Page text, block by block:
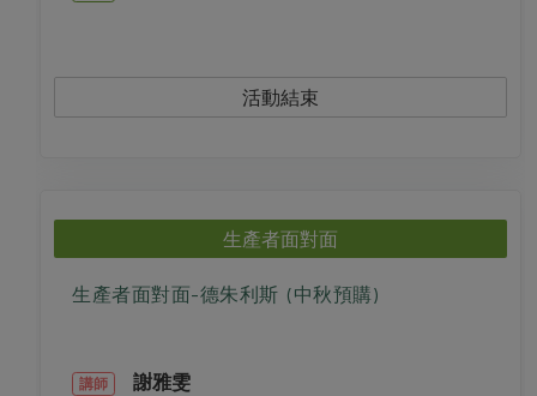
活動結束
生產者面對面
生產者面對面-德朱利斯 (中秋預購)
講師 謝雅雯